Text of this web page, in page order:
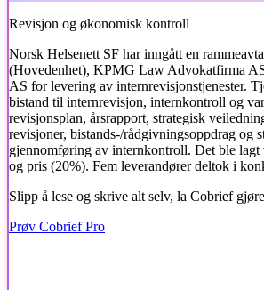
Revisjon og økonomisk kontroll
Norsk Helsenett SF har inngått en
(Hovedenhet), KPMG Law Advokatfirma
AS for levering av internrevisjonstjenester.
bistand til internrevisjon, internkontroll og
revisjonsplan, årsrapport, strategisk
revisjoner, bistands-/rådgivningsoppdrag og
gjennomføring av internkontroll. Det ble
og pris (20%). Fem leverandører deltok i
Slipp å lese og skrive alt selv, la Cobrief
Prøv Cobrief Pro